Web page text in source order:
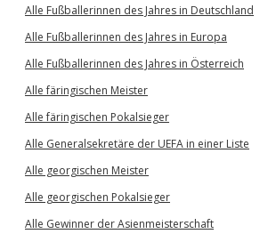
Alle Fußballerinnen des Jahres in Deutschland
Alle Fußballerinnen des Jahres in Europa
Alle Fußballerinnen des Jahres in Österreich
Alle färingischen Meister
Alle färingischen Pokalsieger
Alle Generalsekretäre der UEFA in einer Liste
Alle georgischen Meister
Alle georgischen Pokalsieger
Alle Gewinner der Asienmeisterschaft